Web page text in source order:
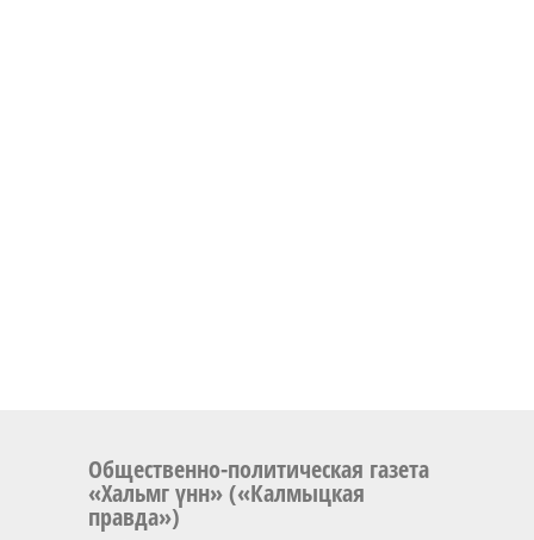
Общественно-политическая газета
«Хальмг үнн» («Калмыцкая
правда»)